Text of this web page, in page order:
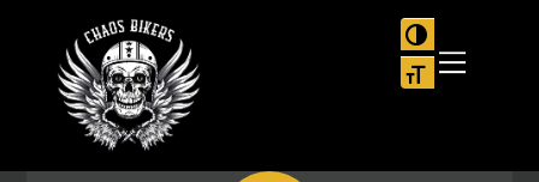
content
Menu
SCHRIFT